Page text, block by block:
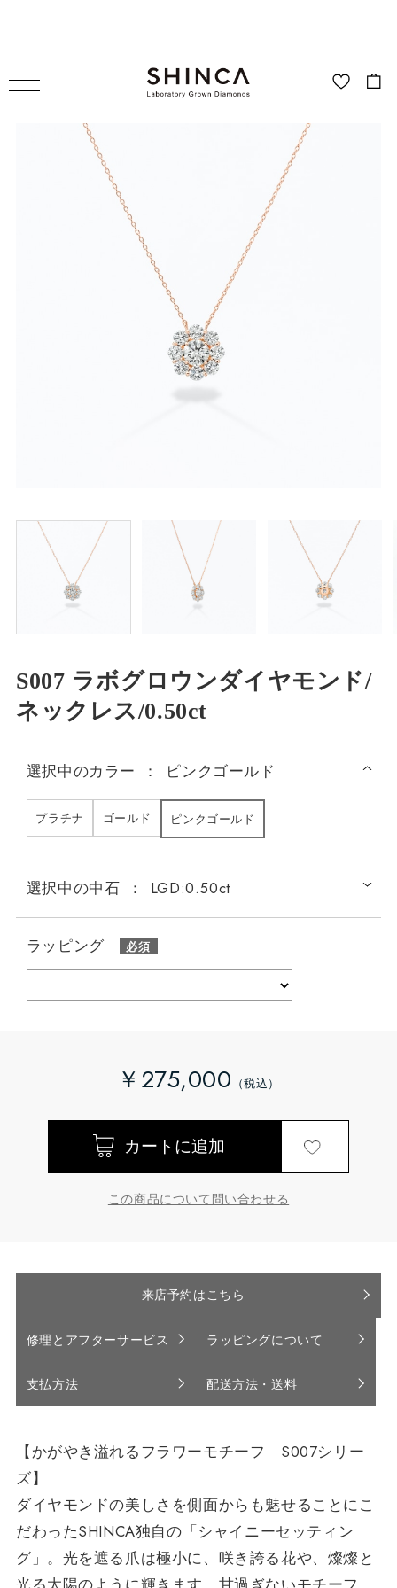
S007 ラボグロウンダイヤモンド/
ネックレス/0.50ct
選択中のカラー ： ピンクゴールド
プラチナ ゴールド ピンクゴールド
選択中の中石 ： LGD:0.50ct
ラッピング
￥275,000
この商品について問い合わせる
来店予約はこちら
修理とアフターサービス ラッピングについて
支払方法 配送方法・送料
【かがやき溢れるフラワーモチーフ S007シリー
ズ】
ダイヤモンドの美しさを側面からも魅せることにこ
だわったSHINCA独自の「シャイニーセッティン
グ」。光を遮る爪は極小に、咲き誇る花や、燦燦と